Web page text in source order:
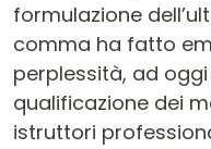
formulazione
comma ha fatto
perplessità, ad
qualificazione dei
istruttori